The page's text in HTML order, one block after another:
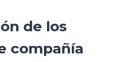
de los
compañía